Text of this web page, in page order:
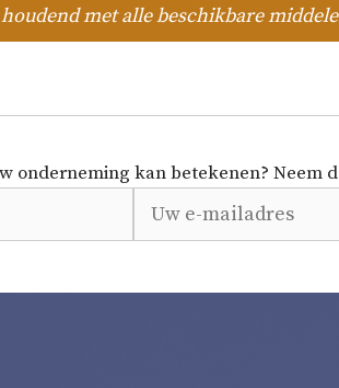
met alle beschikbare
onderneming kan betekenen?